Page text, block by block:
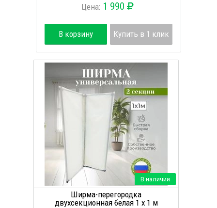
Цена: 1 990
В корзину Купить в 1 клик
В наличии
Ширма-перегородка
двухсекционная белая 1 х 1 м